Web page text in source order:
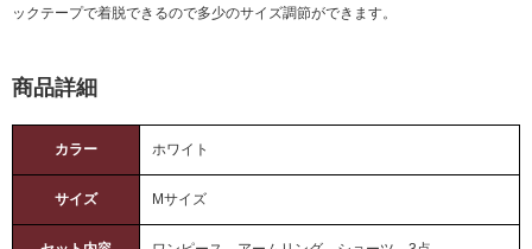
ックテープで着脱できるので多少のサイズ調節ができます。
商品詳細
カラー ホワイト
サイズ Mサイズ